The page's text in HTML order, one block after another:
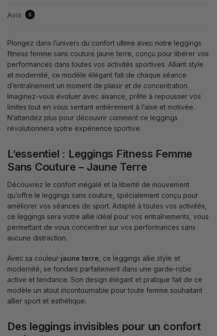
Avis 0
Plongez dans l’univers du confort ultime avec notre leggings
fitness femme sans couture jaune terre, conçu pour libérer vos
performances dans toutes vos activités sportives. Alliant style
et modernité, ce modèle élégant fait de chaque séance
d’entraînement un moment de plaisir et de concentration.
Imaginez-vous évoluer avec aisance, prête à repousser vos
limites tout en vous sentant entièrement à l’aise et motivée.
N’attendez plus pour découvrir comment ce leggings
révolutionnera votre expérience sportive.
L’essentiel : Leggings Fitness Femme
Sans Couture – Jaune Terre
Découvrez le confort inégalé et la liberté de mouvement
qu’offre le leggings sans couture, spécialement conçu pour
améliorer vos séances de sport. Adapté à toutes vos activités,
ce leggings sera votre allié idéal pour vos entraînements, vous
permettant de vous concentrer sur vos performances sans
aucune distraction.
Avec sa couleur jaune terre , ce leggings allie style et
modernité, se fondant parfaitement dans une garde-robe
active et tendance. Son design élégant et pratique fait de ce
modèle un atout incontournable pour toute femme souhaitant
allier sport et esthétique.
Des leggings invisibles pour un confort